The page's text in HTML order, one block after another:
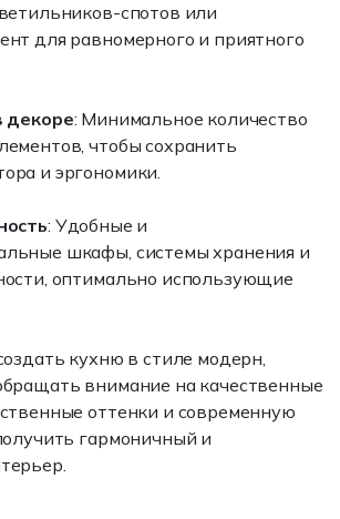
спотов или
для равномерного и приятного
декоре: Минимальное количество
чтобы сохранить
и эргономики.
: Удобные и
шкафы, системы хранения и
оптимально использующие
кухню в стиле модерн,
внимание на качественные
оттенки и современную
гармоничный и